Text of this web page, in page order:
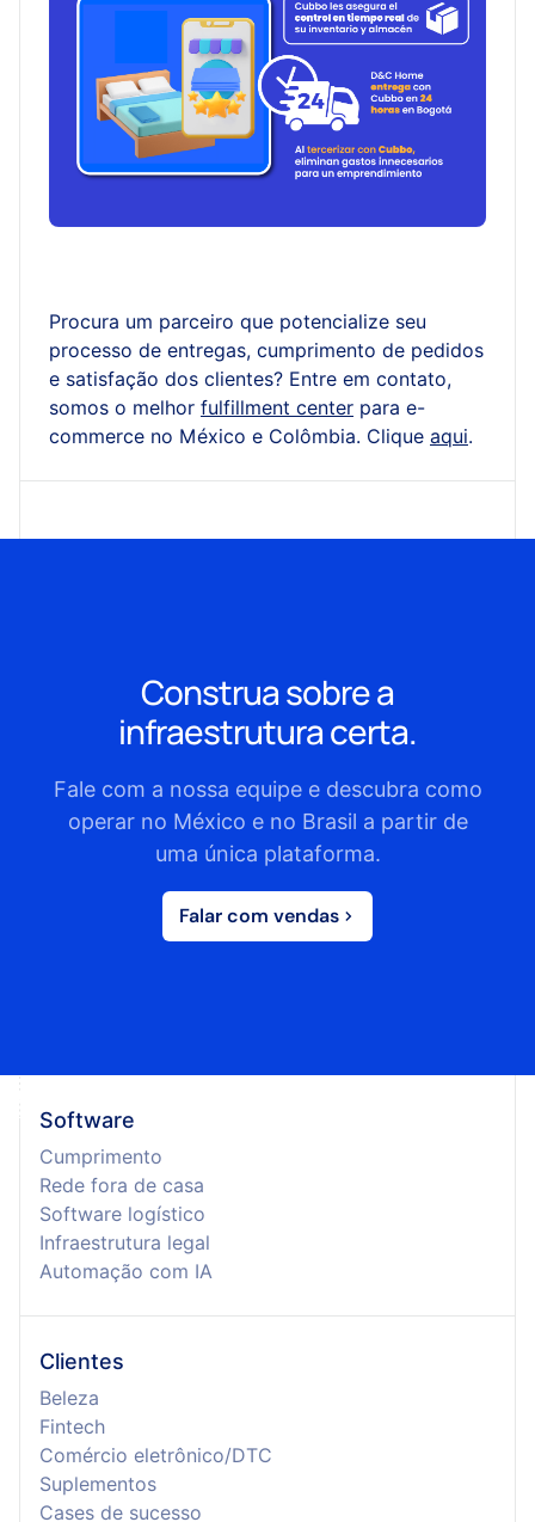
Procura um parceiro que potencialize seu
processo de entregas, cumprimento de pedidos
e satisfação dos clientes? Entre em contato,
somos o melhor fulfillment center para e-
commerce no México e Colômbia. Clique aqui.
Construa sobre a
infraestrutura certa.
Fale com a nossa equipe e descubra como
operar no México e no Brasil a partir de
uma única plataforma.
Falar com vendas
Software
Cumprimento
Rede fora de casa
Software logístico
Infraestrutura legal
Automação com IA
Clientes
Beleza
Fintech
Comércio eletrônico/DTC
Suplementos
Cases de sucesso